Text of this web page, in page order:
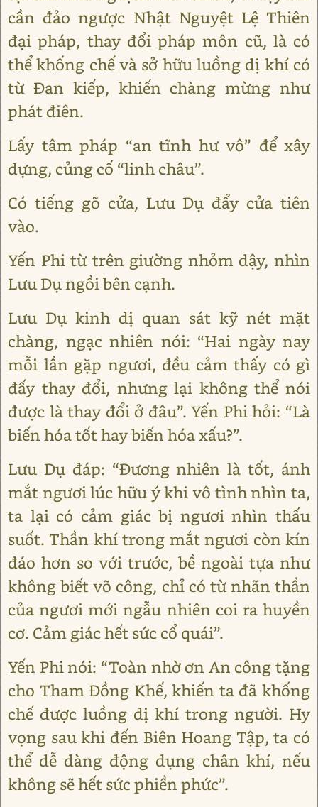
cần đảo ngược Nhật Nguyệt Lệ Thiên
đại pháp, thay đổi pháp môn cũ, là có
thể khống chế và sở hữu luồng dị khí có
từ Đan kiếp, khiến chàng mừng như
phát điên.
Lấy tâm pháp “an tĩnh hư vô” để xây
dựng, củng cố “linh châu”.
Có tiếng gõ cửa, Lưu Dụ đẩy cửa tiên
vào.
Yến Phi từ trên giường nhỏm dậy, nhìn
Lưu Dụ ngồi bên cạnh.
Lưu Dụ kinh dị quan sát kỹ nét mặt
chàng, ngạc nhiên nói: “Hai ngày nay
mỗi lần gặp ngươi, đều cảm thấy có gì
đấy thay đổi, nhưng lại không thể nói
được là thay đổi ở đâu”. Yến Phi hỏi: “Là
biến hóa tốt hay biến hóa xấu?”.
Lưu Dụ đáp: “Đương nhiên là tốt, ánh
mắt ngươi lúc hữu ý khi vô tình nhìn ta,
ta lại có cảm giác bị ngươi nhìn thấu
suốt. Thần khí trong mắt ngươi còn kín
đáo hơn so với trước, bề ngoài tựa như
không biết võ công, chỉ có từ nhãn thần
của ngươi mới ngẫu nhiên coi ra huyền
cơ. Cảm giác hết sức cổ quái”.
Yến Phi nói: “Toàn nhờ ơn An công tặng
cho Tham Đồng Khế, khiến ta đã khống
chế được luồng dị khí trong người. Hy
vọng sau khi đến Biên Hoang Tập, ta có
thể dễ dàng động dụng chân khí, nếu
không sẽ hết sức phiền phức”.